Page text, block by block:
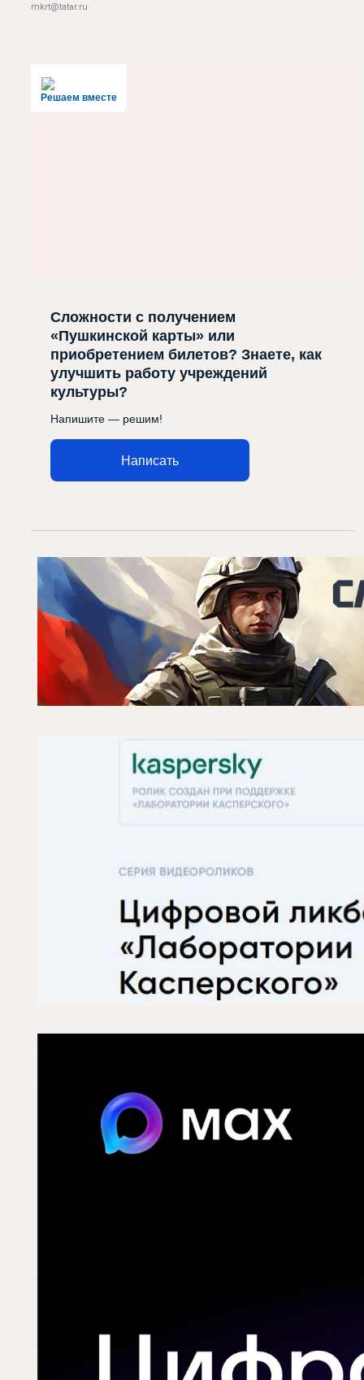
mkrt@tatar.ru
Решаем вместе
Сложности с получением
«Пушкинской карты» или
приобретением билетов? Знаете, как
улучшить работу учреждений
культуры?
Напишите — решим!
Написать